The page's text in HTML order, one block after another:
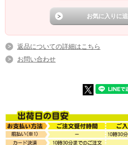
返品についての詳細はこちら
お問い合わせ